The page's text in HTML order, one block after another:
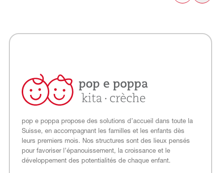
pop e poppa propose des solutions d’accueil dans toute la
Suisse, en accompagnant les familles et les enfants dès
leurs premiers mois. Nos structures sont des lieux pensés
pour favoriser l’épanouissement, la croissance et le
développement des potentialités de chaque enfant.